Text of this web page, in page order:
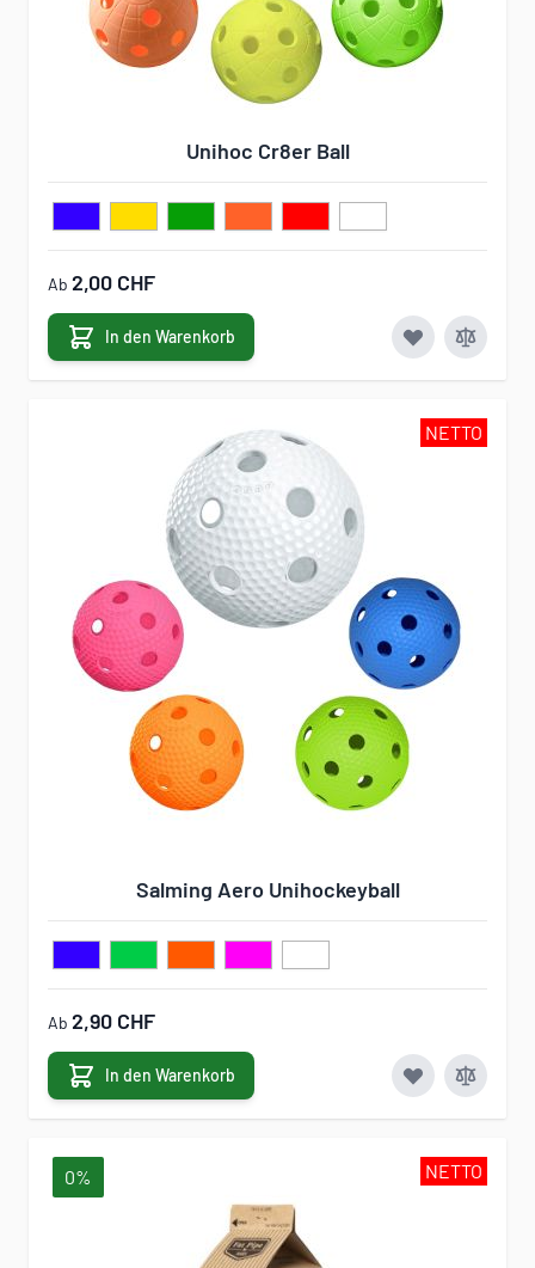
Unihoc Cr8er Ball
Ab 2,00 CHF
In den Warenkorb
NETTO
Salming Aero Unihockeyball
Ab 2,90 CHF
In den Warenkorb
NETTO
0%